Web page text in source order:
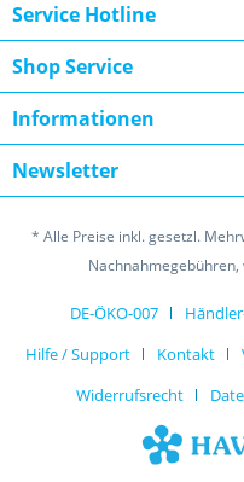
Service Hotline
Shop Service
Informationen
Newsletter
* Alle Preise inkl. gesetzl.
DE-ÖKO-007
Hilfe / Support
Kontakt
Widerrufsrecht